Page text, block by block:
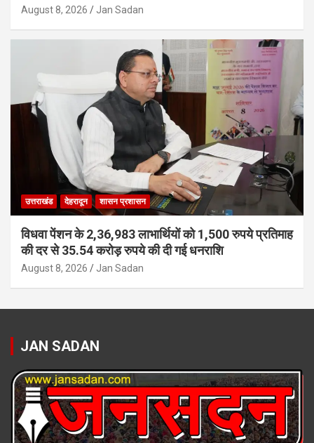
August 8, 2026 Jan Sadan
उत्तराखंड देहरादून शासन प्रशासन
विधवा पेंशन के 2,36,983 लाभार्थियों को 1,500 रुपये प्रतिमाह
की दर से 35.54 करोड़ रुपये की दी गई धनराशि
August 8, 2026 Jan Sadan
JAN SADAN